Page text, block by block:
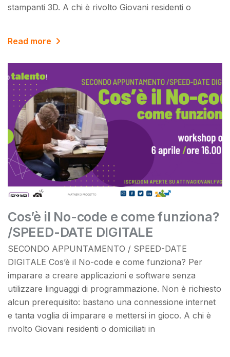
stampanti 3D. A chi è rivolto Giovani residenti o
Read more
Cos’è il No-code e come funziona?
/SPEED-DATE DIGITALE
SECONDO APPUNTAMENTO / SPEED-DATE
DIGITALE Cos’è il No-code e come funziona? Per
imparare a creare applicazioni e software senza
utilizzare linguaggi di programmazione. Non è richiesto
alcun prerequisito: bastano una connessione internet
e tanta voglia di imparare e mettersi in gioco. A chi è
rivolto Giovani residenti o domiciliati in